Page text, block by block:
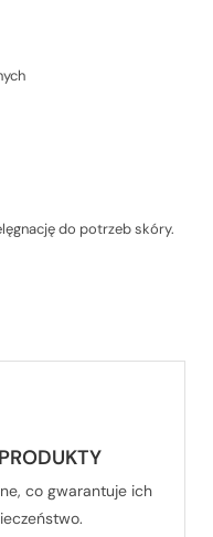
do potrzeb skóry.
co gwarantuje ich